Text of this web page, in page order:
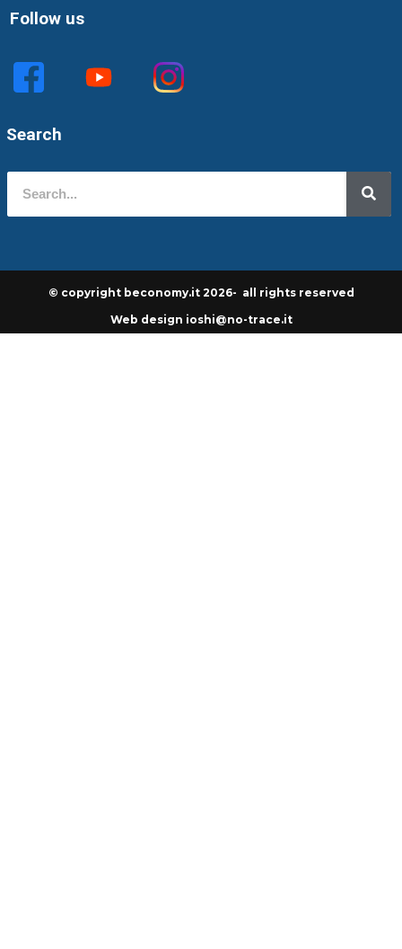
Follow us
Search
© copyright beconomy.it 2026- all rights reserved
Web design ioshi@no-trace.it